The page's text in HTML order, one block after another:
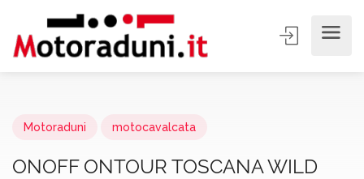
Motoraduni motocavalcata
ONOFF ONTOUR TOSCANA WILD